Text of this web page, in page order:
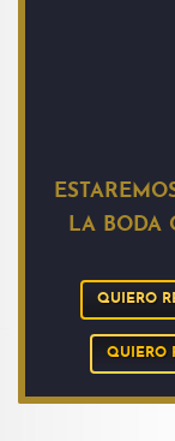
LA BODA
QUIERO
QUIERO